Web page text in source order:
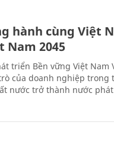
hành cùng Việt
Nam 2045
triển Bền vững Việt Nam
của doanh nghiệp trong
nước trở thành nước